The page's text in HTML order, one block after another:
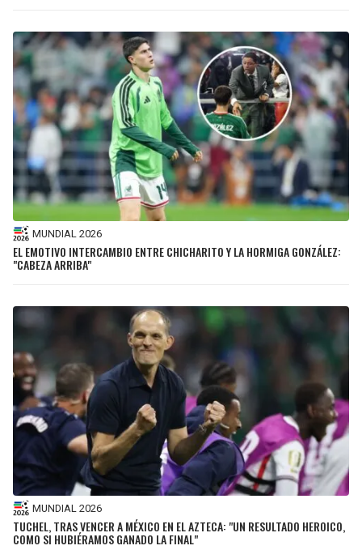
MUNDIAL 2026
EL EMOTIVO INTERCAMBIO ENTRE CHICHARITO Y LA HORMIGA GONZÁLEZ:
"CABEZA ARRIBA"
MUNDIAL 2026
TUCHEL, TRAS VENCER A MÉXICO EN EL AZTECA: "UN RESULTADO HEROICO,
COMO SI HUBIÉRAMOS GANADO LA FINAL"